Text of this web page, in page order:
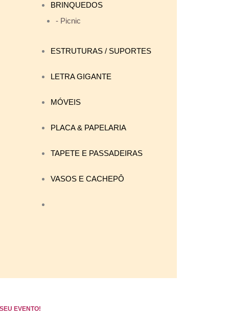
BRINQUEDOS
- Picnic
ESTRUTURAS / SUPORTES
LETRA GIGANTE
MÓVEIS
PLACA & PAPELARIA
TAPETE E PASSADEIRAS
VASOS E CACHEPÔ
EVENTO!